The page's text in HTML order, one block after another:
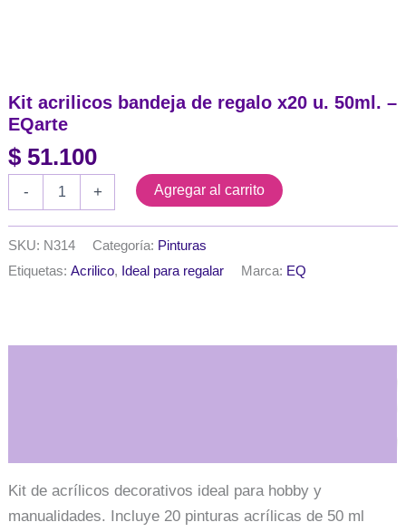
Kit acrilicos bandeja de regalo x20 u. 50ml. –
EQarte
$ 51.100
-
regalo
x20
EQarte
+ Agregar al carrito
SKU: N314 Categoría: Pinturas
Etiquetas:Acrilico, Ideal para regalar Marca: EQ
Kit de acrílicos decorativos ideal para hobby y
manualidades. Incluye 20 pinturas acrílicas de 50 ml